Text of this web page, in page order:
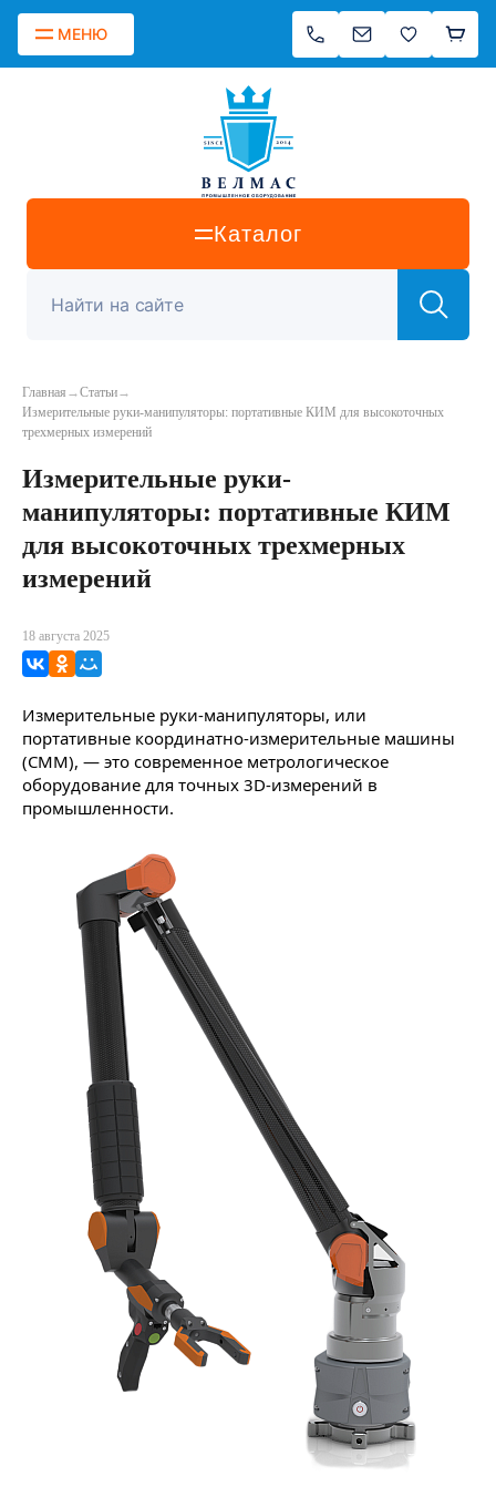
МЕНЮ
Каталог
Главная →Статьи→
Измерительные руки-манипуляторы: портативные КИМ для высокоточных
трехмерных измерений
Измерительные руки-
манипуляторы: портативные КИМ
для высокоточных трехмерных
измерений
18 августа 2025
ВКонтакте
Одноклассники
Мой Мир
Измерительные руки-манипуляторы, или
портативные координатно-измерительные машины
(CMM), — это современное метрологическое
оборудование для точных 3D-измерений в
промышленности.